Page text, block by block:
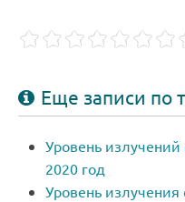
Еще записи по
Уровень
2020 год
Уровень излучения